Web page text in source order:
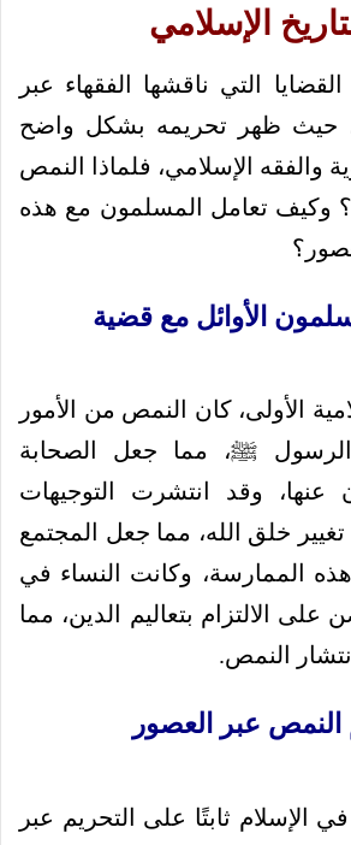
الإسلامي
التي ناقشها الفقهاء عبر
حيث ظهر تحريمه بشكل واضح
والفقه الإسلامي، فلماذا النمص
وكيف تعامل المسلمون مع هذه
الأوائل مع قضية
الأولى، كان النمص من الأمور
الرسول ﷺ، مما جعل الصحابة
عنها، وقد انتشرت التوجيهات
تغيير خلق الله، مما جعل المجتمع
الممارسة، وكانت النساء في
الالتزام بتعاليم الدين، مما
النمص.
عبر العصور
ثابتًا على التحريم عبر